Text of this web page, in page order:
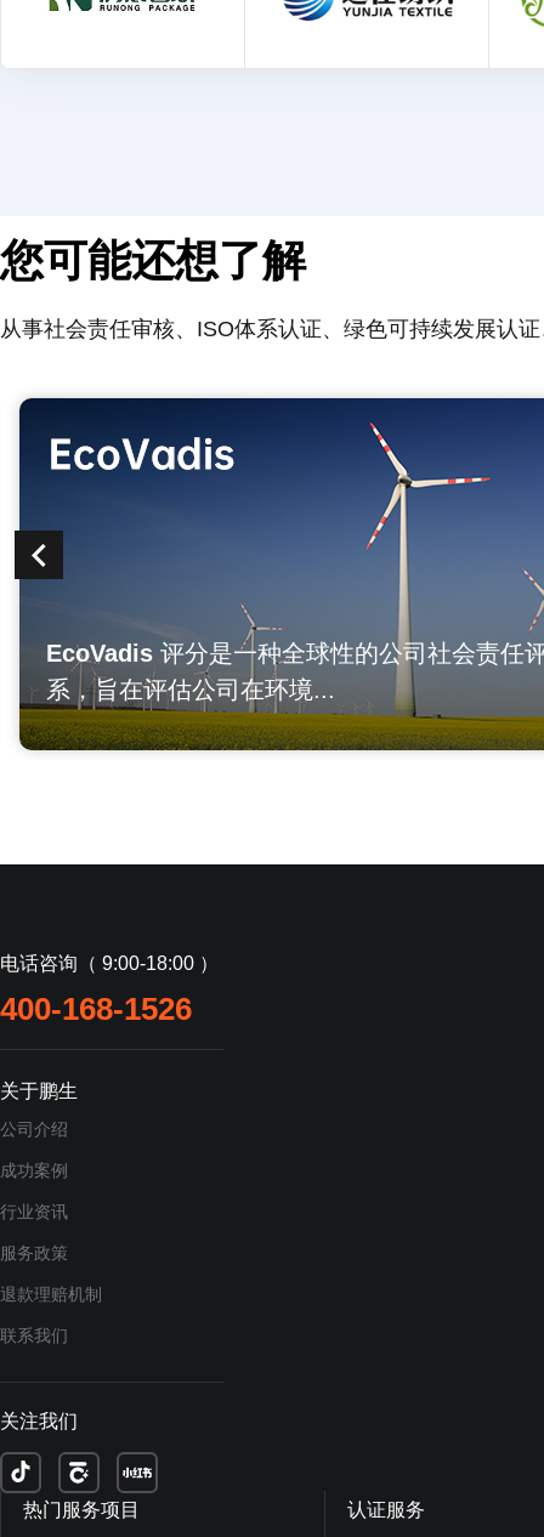
您可能还想了解
从事社会责任审核、ISO体系认证、绿色可持续发展认
EcoVadis评分是一种全球性的公司社会责任
系，旨在评估公司在环境...
电话咨询（ 9:00-18:00 ）
400-168-1526
关于鹏生
公司介绍
成功案例
行业资讯
服务政策
退款理赔机制
联系我们
关注我们
热门服务项目 认证服务